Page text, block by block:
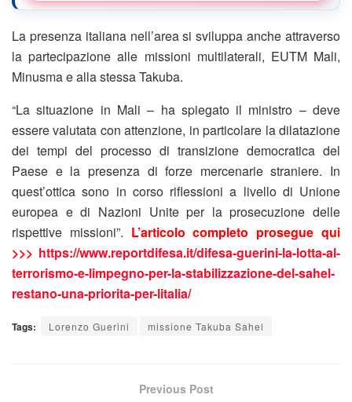
La presenza italiana nell’area si sviluppa anche attraverso
la partecipazione alle missioni multilaterali, EUTM Mali,
Minusma e alla stessa Takuba.
“La situazione in Mali – ha spiegato il ministro – deve
essere valutata con attenzione, in particolare la dilatazione
dei tempi del processo di transizione democratica del
Paese e la presenza di forze mercenarie straniere. In
quest’ottica sono in corso riflessioni a livello di Unione
europea e di Nazioni Unite per la prosecuzione delle
rispettive missioni”. L’articolo completo prosegue qui
>>> https://www.reportdifesa.it/difesa-guerini-la-lotta-al-
terrorismo-e-limpegno-per-la-stabilizzazione-del-sahel-
restano-una-priorita-per-litalia/
Tags: Lorenzo Guerini missione Takuba Sahel
Previous Post